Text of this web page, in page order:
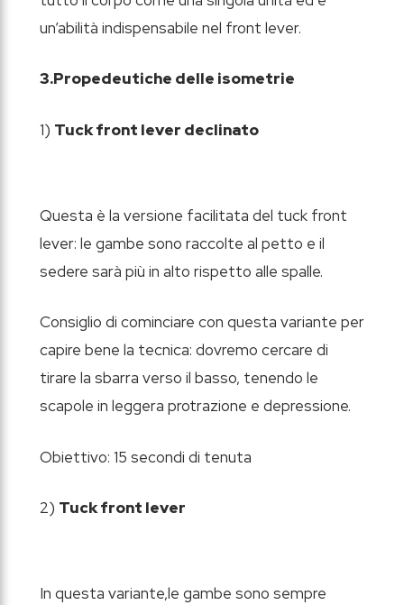
un’abilità indispensabile nel front lever.
3.Propedeutiche delle isometrie
1) Tuck front lever declinato
Questa è la versione facilitata del tuck front
lever: le gambe sono raccolte al petto e il
sedere sarà più in alto rispetto alle spalle.
Consiglio di cominciare con questa variante per
capire bene la tecnica: dovremo cercare di
tirare la sbarra verso il basso, tenendo le
scapole in leggera protrazione e depressione.
Obiettivo: 15 secondi di tenuta
2) Tuck front lever
In questa variante,le gambe sono sempre